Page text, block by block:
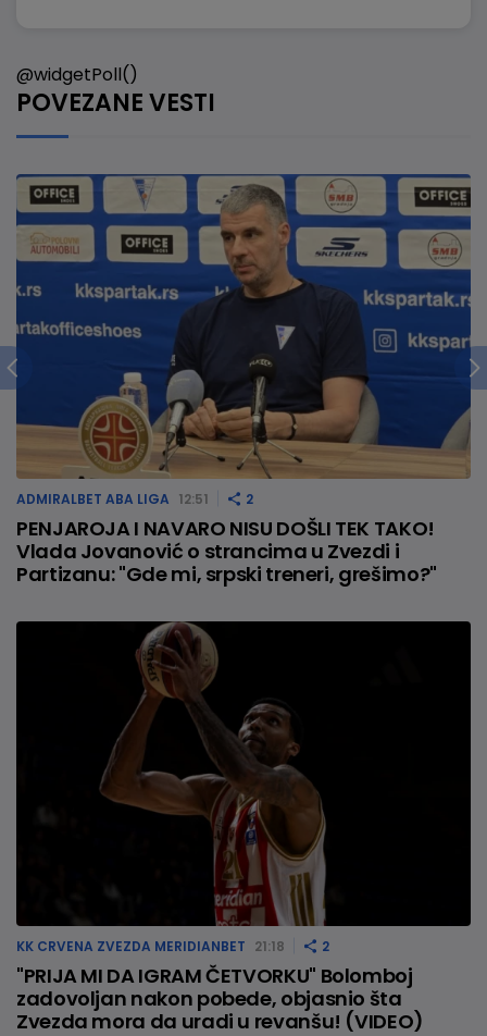
@widgetPoll()
POVEZANE VESTI
ADMIRALBET ABA LIGA 12:51 2
PENJAROJA I NAVARO NISU DOŠLI TEK TAKO!
Vlada Jovanović o strancima u Zvezdi i
Partizanu: "Gde mi, srpski treneri, grešimo?"
KK CRVENA ZVEZDA MERIDIANBET 21:18 2
"PRIJA MI DA IGRAM ČETVORKU" Bolomboj
zadovoljan nakon pobede, objasnio šta
Zvezda mora da uradi u revanšu! (VIDEO)